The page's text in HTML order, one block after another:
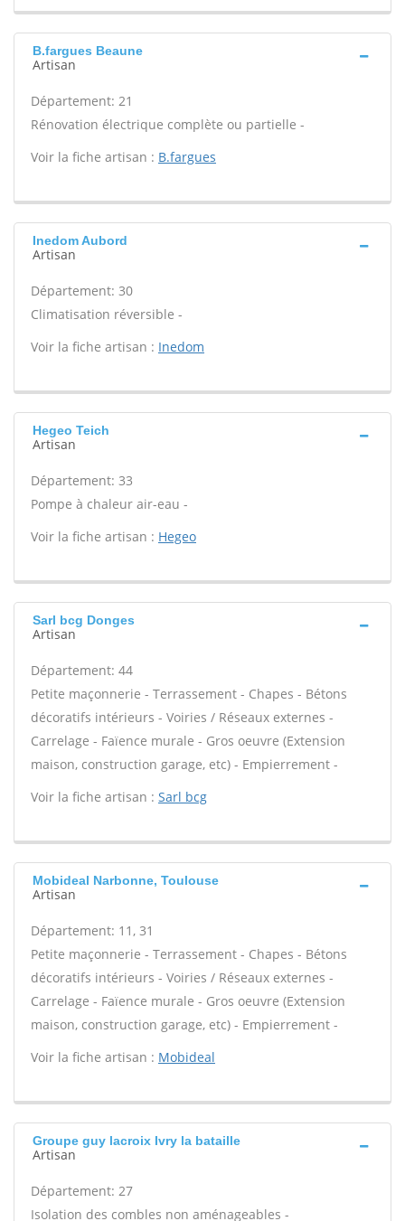
B.fargues Beaune
Artisan
Département: 21
Rénovation électrique complète ou partielle -
Voir la fiche artisan : B.fargues
Inedom Aubord
Artisan
Département: 30
Climatisation réversible -
Voir la fiche artisan : Inedom
Hegeo Teich
Artisan
Département: 33
Pompe à chaleur air-eau -
Voir la fiche artisan : Hegeo
Sarl bcg Donges
Artisan
Département: 44
Petite maçonnerie - Terrassement - Chapes - Bétons
décoratifs intérieurs - Voiries / Réseaux externes -
Carrelage - Faïence murale - Gros oeuvre (Extension
maison, construction garage, etc) - Empierrement -
Voir la fiche artisan : Sarl bcg
Mobideal Narbonne, Toulouse
Artisan
Département: 11, 31
Petite maçonnerie - Terrassement - Chapes - Bétons
décoratifs intérieurs - Voiries / Réseaux externes -
Carrelage - Faïence murale - Gros oeuvre (Extension
maison, construction garage, etc) - Empierrement -
Voir la fiche artisan : Mobideal
Groupe guy lacroix Ivry la bataille
Artisan
Département: 27
Isolation des combles non aménageables -